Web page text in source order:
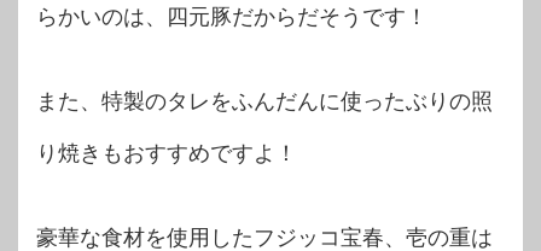
らかいのは、四元豚だからだそうです！
また、特製のタレをふんだんに使ったぶりの照
り焼きもおすすめですよ！
豪華な食材を使用したフジッコ宝春、壱の重は